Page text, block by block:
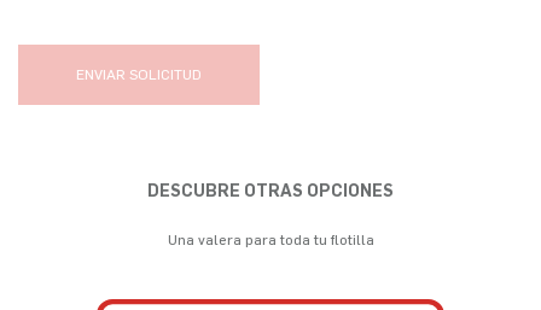
ENVIAR SOLICITUD
DESCUBRE OTRAS OPCIONES
Una valera para toda tu flotilla